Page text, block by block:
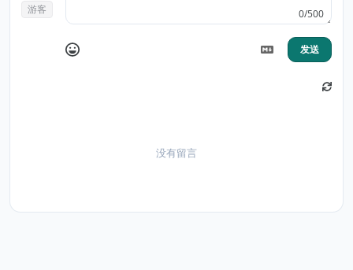
游客 0/500
发送
没有留言